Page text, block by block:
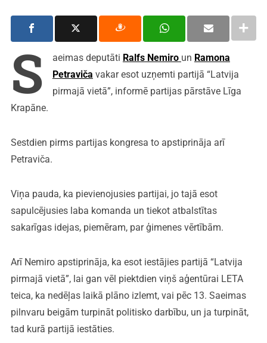
S aeimas deputāti Ralfs Nemiro un Ramona
Petraviča vakar esot uzņemti partijā “Latvija
pirmajā vietā”, informē partijas pārstāve Līga
Krapāne.
Sestdien pirms partijas kongresa to apstiprināja arī
Petraviča.
Viņa pauda, ka pievienojusies partijai, jo tajā esot
sapulcējusies laba komanda un tiekot atbalstītas
sakarīgas idejas, piemēram, par ģimenes vērtībām.
Arī Nemiro apstiprināja, ka esot iestājies partijā “Latvija
pirmajā vietā”, lai gan vēl piektdien viņš aģentūrai LETA
teica, ka nedēļas laikā plāno izlemt, vai pēc 13. Saeimas
pilnvaru beigām turpināt politisko darbību, un ja turpināt,
tad kurā partijā iestāties.